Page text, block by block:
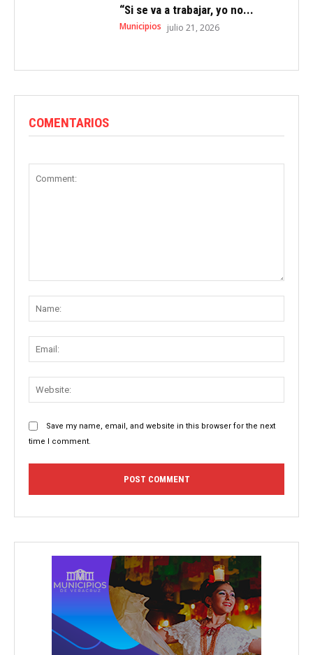
“Si se va a trabajar, yo no...
Municipios julio 21, 2026
COMENTARIOS
Save my name, email, and website in this browser for the next
time I comment.